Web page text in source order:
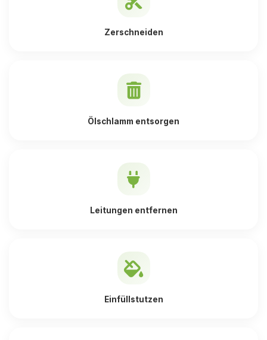
Zerschneiden
Ölschlamm entsorgen
Leitungen entfernen
Einfüllstutzen